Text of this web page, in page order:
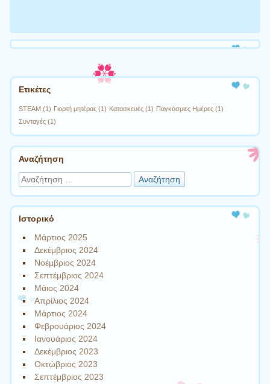
Ετικέτες
STEAM (1) Γιορτή μητέρας (1) Κατασκευές (1) Παγκόσμιες Ημέρες (1)
Συνταγές (1)
Αναζήτηση
Αναζήτηση
Ιστορικό
Μάρτιος 2025
Δεκέμβριος 2024
Νοέμβριος 2024
Σεπτέμβριος 2024
Μάιος 2024
Απρίλιος 2024
Μάρτιος 2024
Φεβρουάριος 2024
Ιανουάριος 2024
Δεκέμβριος 2023
Οκτώβριος 2023
Σεπτέμβριος 2023